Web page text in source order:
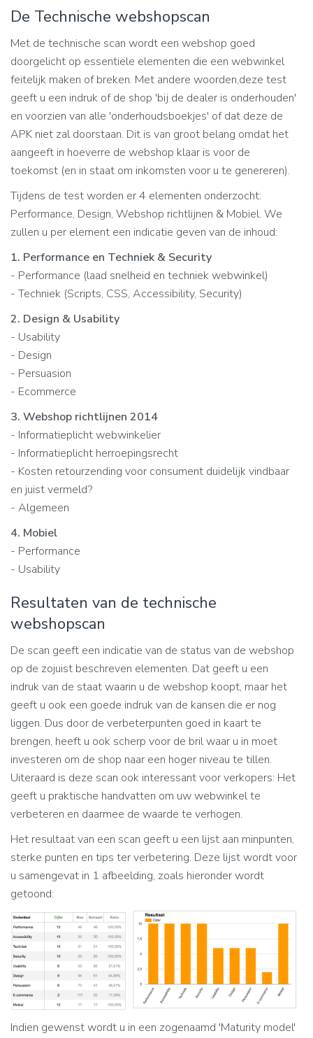
De Technische webshopscan
Met de technische scan wordt een webshop goed
doorgelicht op essentiële elementen die een webwinkel
feitelijk maken of breken. Met andere woorden,deze test
geeft u een indruk of de shop 'bij de dealer is onderhouden'
en voorzien van alle 'onderhoudsboekjes' of dat deze de
APK niet zal doorstaan. Dit is van groot belang omdat het
aangeeft in hoeverre de webshop klaar is voor de
toekomst (en in staat om inkomsten voor u te genereren).
Tijdens de test worden er 4 elementen onderzocht:
Performance, Design, Webshop richtlijnen & Mobiel. We
zullen u per element een indicatie geven van de inhoud:
1. Performance en Techniek & Security
- Performance (laad snelheid en techniek webwinkel)
- Techniek (Scripts, CSS, Accessibility, Security)
2. Design & Usability
- Usability
- Design
- Persuasion
- Ecommerce
3. Webshop richtlijnen 2014
- Informatieplicht webwinkelier
- Informatieplicht herroepingsrecht
- Kosten retourzending voor consument duidelijk vindbaar
en juist vermeld?
- Algemeen
4. Mobiel
- Performance
- Usability
Resultaten van de technische
webshopscan
De scan geeft een indicatie van de status van de webshop
op de zojuist beschreven elementen. Dat geeft u een
indruk van de staat waarin u de webshop koopt, maar het
geeft u ook een goede indruk van de kansen die er nog
liggen. Dus door de verbeterpunten goed in kaart te
brengen, heeft u ook scherp voor de bril waar u in moet
investeren om de shop naar een hoger niveau te tillen.
Uiteraard is deze scan ook interessant voor verkopers: Het
geeft u praktische handvatten om uw webwinkel te
verbeteren en daarmee de waarde te verhogen.
Het resultaat van een scan geeft u een lijst aan minpunten,
sterke punten en tips ter verbetering. Deze lijst wordt voor
u samengevat in 1 afbeelding, zoals hieronder wordt
getoond:
Indien gewenst wordt u in een zogenaamd 'Maturity model'